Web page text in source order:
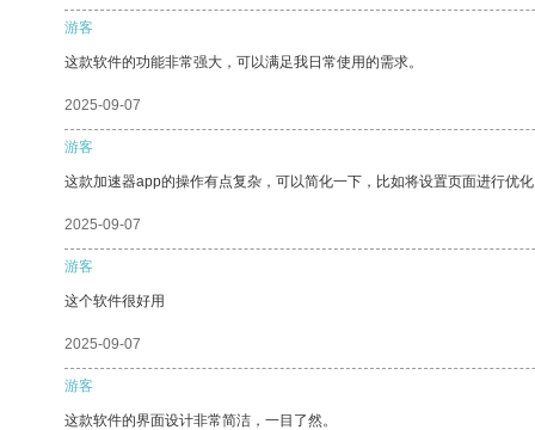
游客
这款软件的功能非常强大，可以满足我日常使用的需求。
2025-09-07
游客
这款加速器app的操作有点复杂，可以简化一下，比如将设置页面进行优
2025-09-07
游客
这个软件很好用
2025-09-07
游客
这款软件的界面设计非常简洁，一目了然。